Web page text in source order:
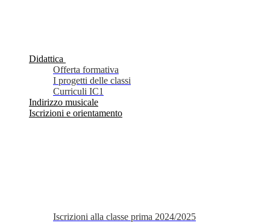
Didattica
Offerta formativa
I progetti delle classi
Curriculi IC1
Indirizzo musicale
Iscrizioni e orientamento
Iscrizioni alla classe prima 2024/2025